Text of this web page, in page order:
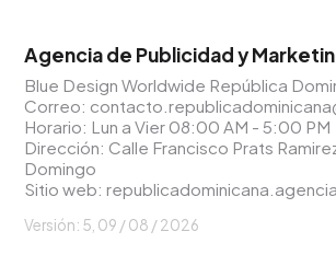
Agencia de Publicidad y
Blue Design Worldwide República
Correo:
Horario: Lun a Vier 08:00 AM - 5:00 PM
Dirección: Calle Francisco Prats
Domingo
Sitio web:
Versión: 5, 09 / 08 / 2026